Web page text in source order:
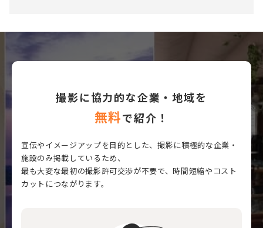
撮影に協力的な企業・地域を
無料で紹介！
宣伝やイメージアップを目的とした、撮影に積極的な企業・
施設のみ掲載しているため、
最も大変な最初の撮影許可交渉が不要で、時間短縮やコスト
カットにつながります。